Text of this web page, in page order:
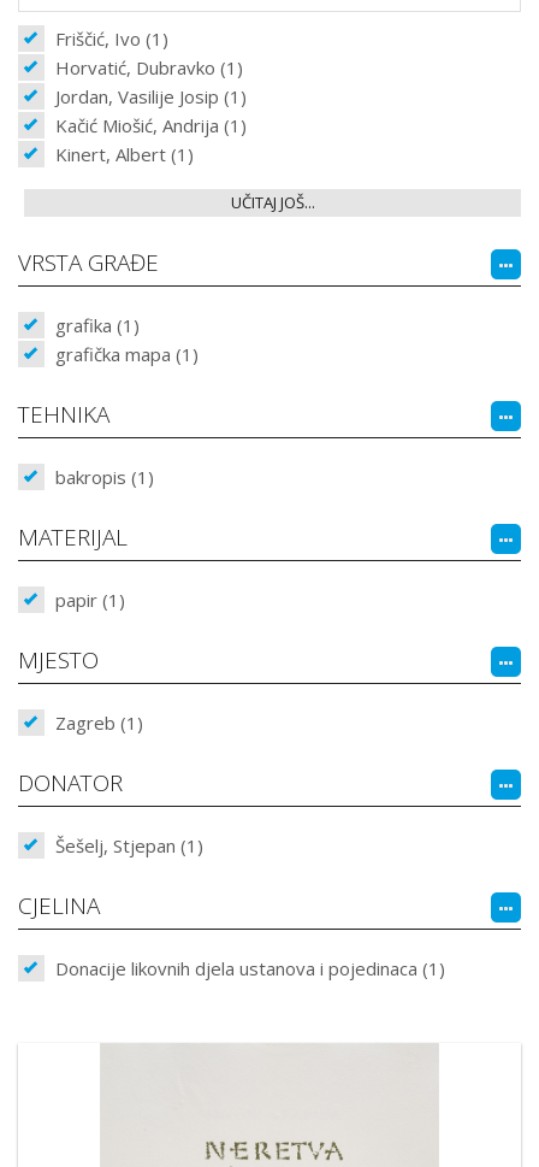
Friščić, Ivo (1)
Horvatić, Dubravko (1)
Jordan, Vasilije Josip (1)
Kačić Miošić, Andrija (1)
Kinert, Albert (1)
UČITAJ JOŠ...
VRSTA GRAĐE
grafika (1)
grafička mapa (1)
TEHNIKA
bakropis (1)
MATERIJAL
papir (1)
MJESTO
Zagreb (1)
DONATOR
Šešelj, Stjepan (1)
CJELINA
Donacije likovnih djela ustanova i pojedinaca (1)